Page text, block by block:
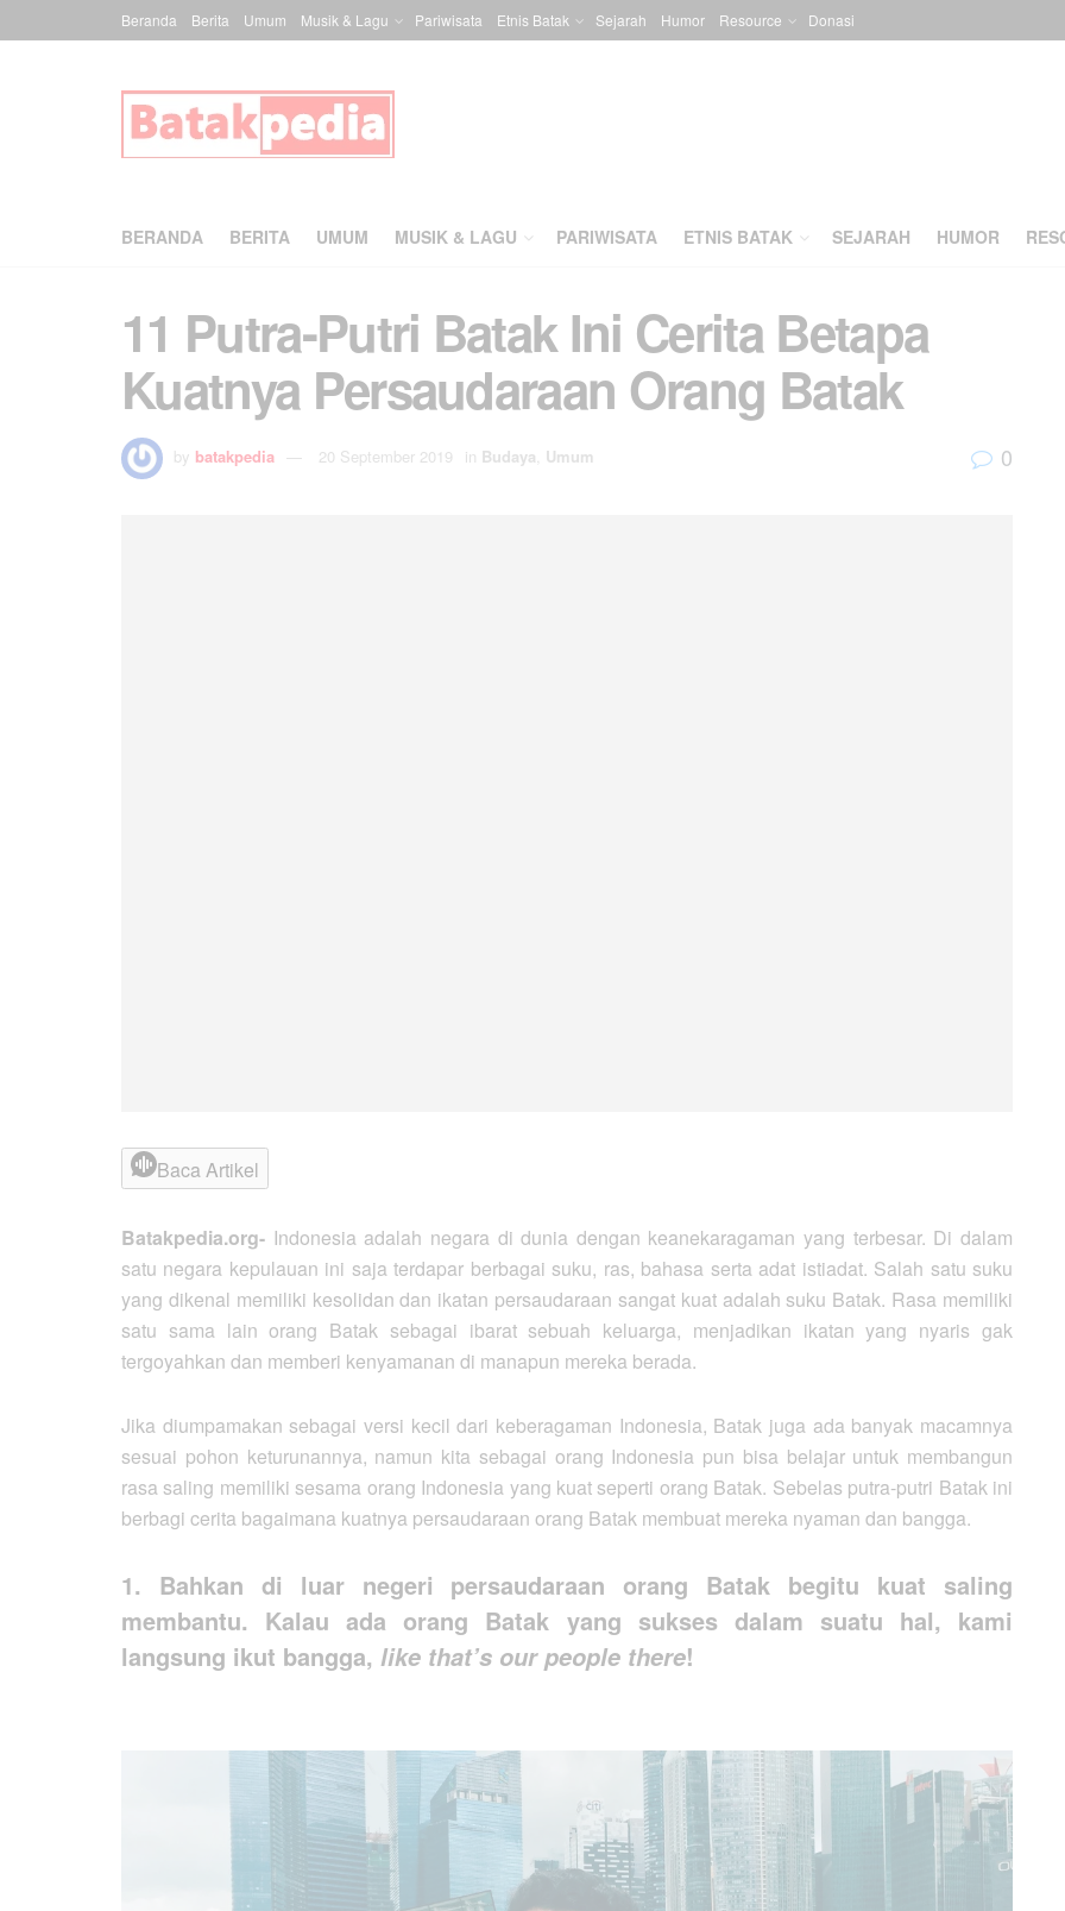
Beranda Berita Umum Musik & Lagu Pariwisata Etnis Batak Sejarah Humor Resource Donasi
BERANDA BERITA UMUM MUSIK & LAGU PARIWISATA ETNIS BATAK SEJARAH HUMOR
11 Putra-Putri Batak Ini Cerita Betapa
Kuatnya Persaudaraan Orang Batak
by batakpedia 20 September 2019 in Budaya Umum 0
Baca Artikel
Batakpedia.org- Indonesia adalah negara di dunia dengan keanekaragaman yang terbesar. Di dalam
satu negara kepulauan ini saja terdapar berbagai suku, ras, bahasa serta adat istiadat. Salah satu suku
yang dikenal memiliki kesolidan dan ikatan persaudaraan sangat kuat adalah suku Batak. Rasa memiliki
satu sama lain orang Batak sebagai ibarat sebuah keluarga, menjadikan ikatan yang nyaris gak
tergoyahkan dan memberi kenyamanan di manapun mereka berada.
Jika diumpamakan sebagai versi kecil dari keberagaman Indonesia, Batak juga ada banyak macamnya
sesuai pohon keturunannya, namun kita sebagai orang Indonesia pun bisa belajar untuk membangun
rasa saling memiliki sesama orang Indonesia yang kuat seperti orang Batak. Sebelas putra-putri Batak ini
berbagi cerita bagaimana kuatnya persaudaraan orang Batak membuat mereka nyaman dan bangga.
1. Bahkan di luar negeri persaudaraan orang Batak begitu kuat saling
membantu. Kalau ada orang Batak yang sukses dalam suatu hal, kami
langsung ikut bangga, like that’s our people there!